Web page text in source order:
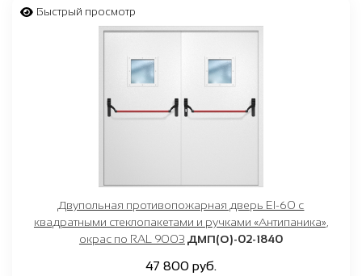
коричневый
синий
от
Быстрый просмотр
Двупольная противопожарная дверь EI-60 с
квадратными стеклопакетами и ручками «Антипаника»,
окрас по RAL 9003 ДМП(О)-02-1840
47 800 руб.